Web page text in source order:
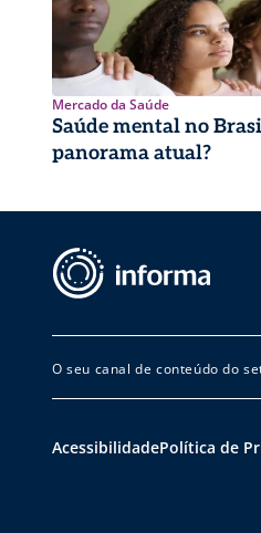
Mercado da Saúde
Saúde mental no
panorama atual?
O seu canal de conteúdo do
AcessibilidadePolítica de